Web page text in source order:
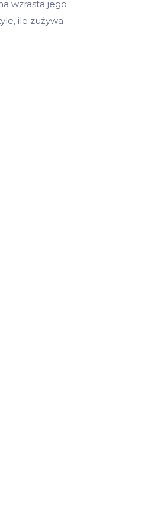
wzrasta jego
ile zużywa